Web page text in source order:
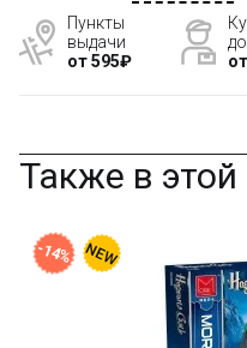
Пункты
выдачи
от 595₽
Также в этой
-14%